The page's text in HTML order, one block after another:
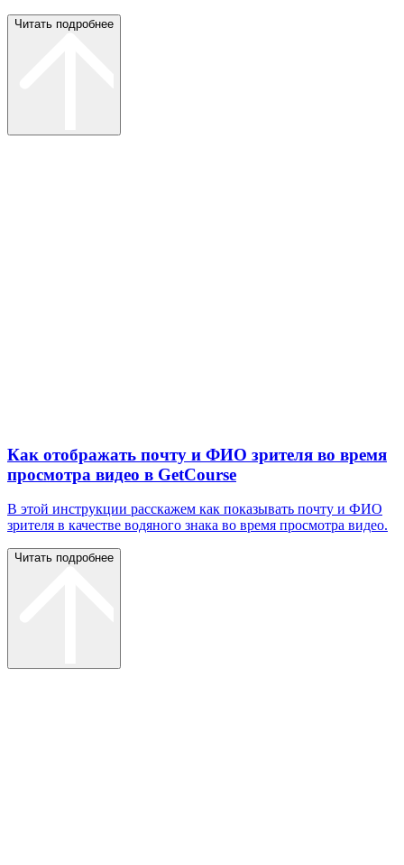
Читать подробнее
Как отображать почту и ФИО зрителя во время
просмотра видео в GetCourse
В этой инструкции расскажем как показывать почту и ФИО
зрителя в качестве водяного знака во время просмотра видео.
Читать подробнее